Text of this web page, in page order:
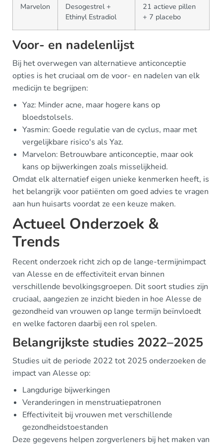
Marvelon
Desogestrel +
Ethinyl Estradiol
21 actieve pillen
+ 7 placebo
Voor- en nadelenlijst
Bij het overwegen van alternatieve anticonceptie
opties is het cruciaal om de voor- en nadelen van elk
medicijn te begrijpen:
Yaz: Minder acne, maar hogere kans op
bloedstolsels.
Yasmin: Goede regulatie van de cyclus, maar met
vergelijkbare risico's als Yaz.
Marvelon: Betrouwbare anticonceptie, maar ook
kans op bijwerkingen zoals misselijkheid.
Omdat elk alternatief eigen unieke kenmerken heeft, is
het belangrijk voor patiënten om goed advies te vragen
aan hun huisarts voordat ze een keuze maken.
Actueel Onderzoek &
Trends
Recent onderzoek richt zich op de lange-termijnimpact
van Alesse en de effectiviteit ervan binnen
verschillende bevolkingsgroepen. Dit soort studies zijn
cruciaal, aangezien ze inzicht bieden in hoe Alesse de
gezondheid van vrouwen op lange termijn beïnvloedt
en welke factoren daarbij een rol spelen.
Belangrijkste studies 2022–2025
Studies uit de periode 2022 tot 2025 onderzoeken de
impact van Alesse op:
Langdurige bijwerkingen
Veranderingen in menstruatiepatronen
Effectiviteit bij vrouwen met verschillende
gezondheidstoestanden
Deze gegevens helpen zorgverleners bij het maken van